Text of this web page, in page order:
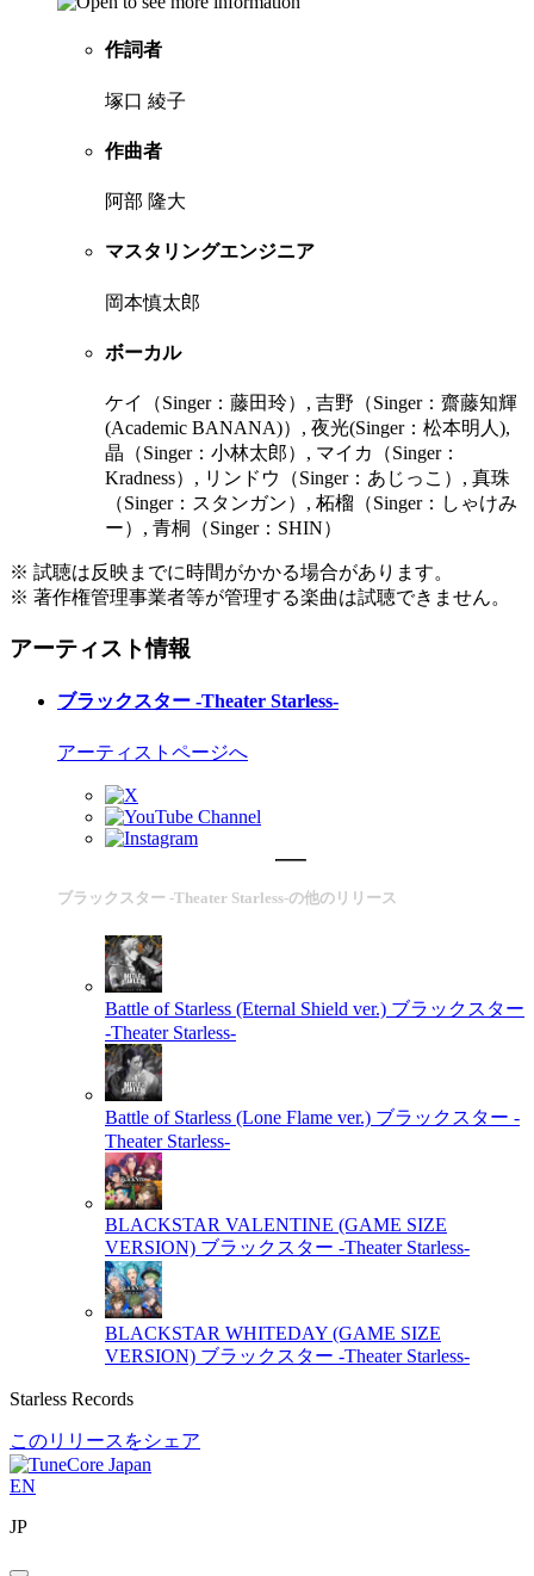
作詞者
塚口 綾子
作曲者
阿部 隆大
マスタリングエンジニア
岡本慎太郎
ボーカル
ケイ（Singer：藤田玲）, 吉野（Singer：齋藤知輝
(Academic BANANA)）, 夜光(Singer：松本明人),
晶（Singer：小林太郎）, マイカ（Singer：
Kradness）, リンドウ（Singer：あじっこ）, 真珠
（Singer：スタンガン）, 柘榴（Singer：しゃけみ
ー）, 青桐（Singer：SHIN）
※ 試聴は反映までに時間がかかる場合があります。
※ 著作権管理事業者等が管理する楽曲は試聴できません。
アーティスト情報
ブラックスター -Theater Starless-
アーティストページへ
ブラックスター -Theater Starless-の他のリリース
Battle of Starless (Eternal Shield ver.) ブラックスター
-Theater Starless-
Battle of Starless (Lone Flame ver.) ブラックスター -
Theater Starless-
BLACKSTAR VALENTINE (GAME SIZE
VERSION) ブラックスター -Theater Starless-
BLACKSTAR WHITEDAY (GAME SIZE
VERSION) ブラックスター -Theater Starless-
Starless Records
このリリースをシェア
EN
JP